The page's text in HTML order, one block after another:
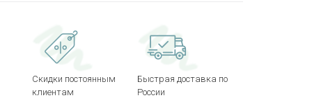
Скидки постоянным
клиентам
Быстрая доставка по
России